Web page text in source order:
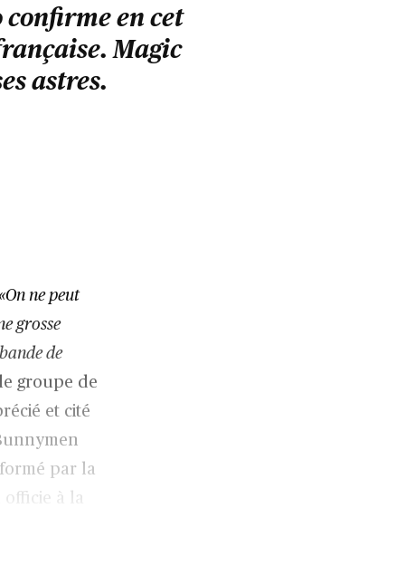
confirme en cet
Magic
astres.
«On ne peut
grosse
de
groupe de
et cité
formé par la
officie à la